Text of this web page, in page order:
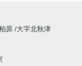
原 大字北秋津